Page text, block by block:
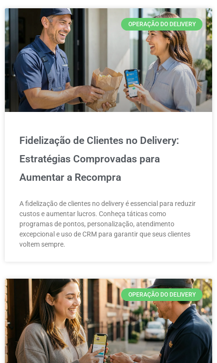
OPERAÇÃO DO DELIVERY
Fidelização de Clientes no Delivery:
Estratégias Comprovadas para
Aumentar a Recompra
A fidelização de clientes no delivery é essencial para reduzir
custos e aumentar lucros. Conheça táticas como
programas de pontos, personalização, atendimento
excepcional e uso de CRM para garantir que seus clientes
voltem sempre.
OPERAÇÃO DO DELIVERY